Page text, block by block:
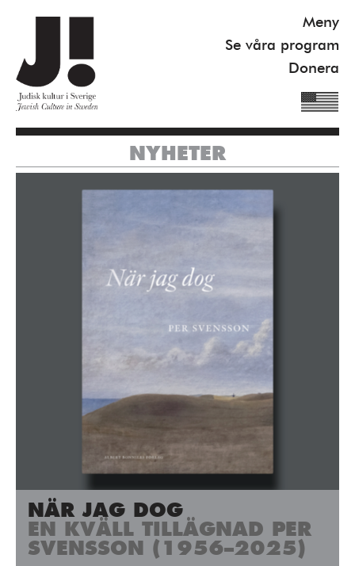
Meny
Se våra program
Donera
Om J!
Se våra program
Gilel Storch Award
Medlemskap/Kontakt
Integritetspolicy
Donera
Vill du ha information om våra program?
NYHETER
NÄR JAG DOG
EN KVÄLL TILLÄGNAD PER
SVENSSON (1956–2025)